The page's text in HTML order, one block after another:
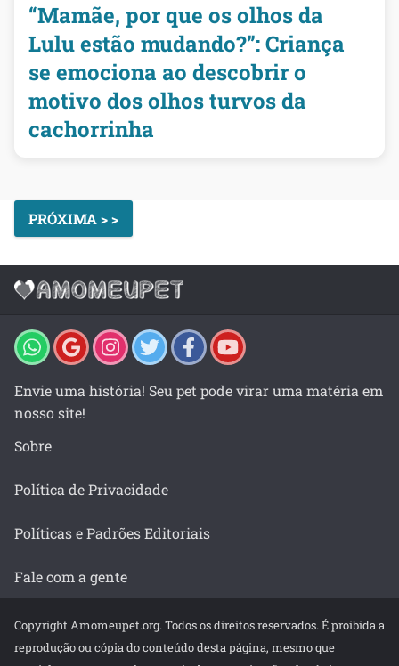
“Mamãe, por que os olhos da
Lulu estão mudando?”: Criança
se emociona ao descobrir o
motivo dos olhos turvos da
cachorrinha
PRÓXIMA > >
Envie uma história! Seu pet pode virar uma matéria em
nosso site!
Sobre
Política de Privacidade
Políticas e Padrões Editoriais
Fale com a gente
Copyright Amomeupet.org. Todos os direitos reservados. É proibida a
reprodução ou cópia do conteúdo desta página, mesmo que